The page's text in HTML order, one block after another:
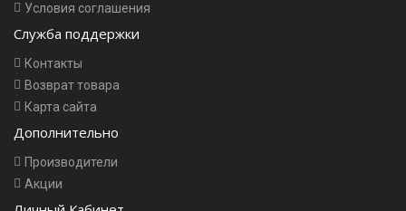
Условия соглашения
Служба поддержки
Контакты
Возврат товара
Карта сайта
Дополнительно
Производители
Акции